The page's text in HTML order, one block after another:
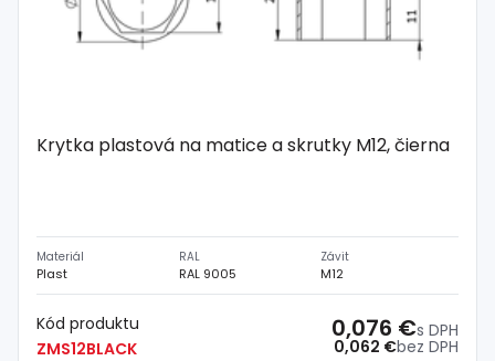
Krytka plastová na matice a skrutky M12, čierna
Materiál
Plast
RAL
RAL 9005
Závit
M12
Kód produktu
ZMS12BLACK
0,062 €bez DPH
0,076 €s DPH